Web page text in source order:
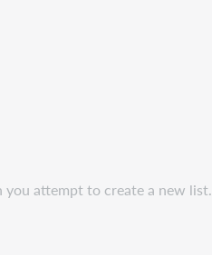
attempt to create a new list.